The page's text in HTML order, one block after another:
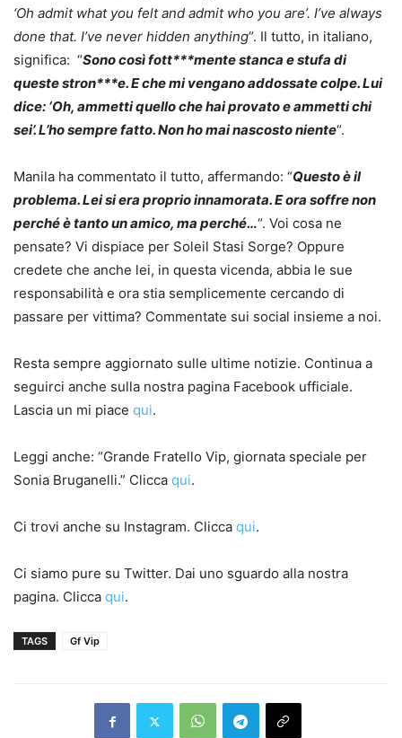
‘Oh admit what you felt and admit who you are’. I’ve always
done that. I’ve never hidden anything“. Il tutto, in italiano,
significa: “Sono così fott***mente stanca e stufa di
queste stron***e. E che mi vengano addossate colpe. Lui
dice: ‘Oh, ammetti quello che hai provato e ammetti chi
sei’. L’ho sempre fatto. Non ho mai nascosto niente“.
Manila ha commentato il tutto, affermando: “Questo è il
problema. Lei si era proprio innamorata. E ora soffre non
perché è tanto un amico, ma perché…“. Voi cosa ne
pensate? Vi dispiace per Soleil Stasi Sorge? Oppure
credete che anche lei, in questa vicenda, abbia le sue
responsabilità e ora stia semplicemente cercando di
passare per vittima? Commentate sui social insieme a noi.
Resta sempre aggiornato sulle ultime notizie. Continua a
seguirci anche sulla nostra pagina Facebook ufficiale.
Lascia un mi piace qui.
Leggi anche: “Grande Fratello Vip, giornata speciale per
Sonia Bruganelli.” Clicca qui.
Ci trovi anche su Instagram. Clicca qui.
Ci siamo pure su Twitter. Dai uno sguardo alla nostra
pagina. Clicca qui.
TAGS Gf Vip